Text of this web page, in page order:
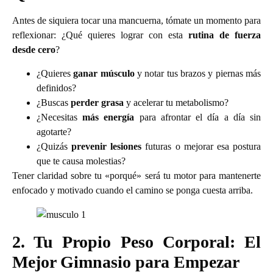
Antes de siquiera tocar una mancuerna, tómate un momento para
reflexionar: ¿Qué quieres lograr con esta rutina de fuerza
desde cero?
¿Quieresganar músculoy notar tus brazos y piernas más
definidos?
¿Buscas perder grasa y acelerar tu metabolismo?
¿Necesitasmás energía para afrontar el día a día sin
agotarte?
¿Quizásprevenir lesiones futuras o mejorar esa postura
que te causa molestias?
Tener claridad sobre tu «porqué» será tu motor para mantenerte
enfocado y motivado cuando el camino se ponga cuesta arriba.
2. Tu Propio Peso Corporal: El
Mejor Gimnasio para Empezar